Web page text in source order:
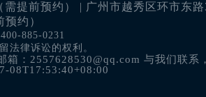
提前预约） | 广州市越秀区环市东
约）
885-0231
法律诉讼的权利。
：2557628530@qq.com 与我们联系
08T17:53:40+08:00